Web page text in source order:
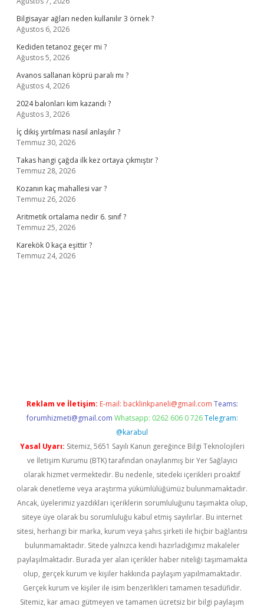
Bilgisayar ağları neden kullanılır 3 örnek ?
Ağustos 6, 2026
Kediden tetanoz geçer mi ?
Ağustos 5, 2026
Avanos sallanan köprü paralı mı ?
Ağustos 4, 2026
2024 balonları kim kazandı ?
Ağustos 3, 2026
İç dikiş yırtılması nasıl anlaşılır ?
Temmuz 30, 2026
Takas hangi çağda ilk kez ortaya çıkmıştır ?
Temmuz 28, 2026
Kozanın kaç mahallesi var ?
Temmuz 26, 2026
Aritmetik ortalama nedir 6. sınıf ?
Temmuz 25, 2026
Karekök 0 kaça eşittir ?
Temmuz 24, 2026
Reklam ve İletişim: E-mail: backlinkpaneli@gmail.com Teams:
forumhizmeti@gmail.com Whatsapp: 0262 606 0 726 Telegram:
@karabul
Yasal Uyarı: Sitemiz, 5651 Sayılı Kanun gereğince Bilgi Teknolojileri
ve İletişim Kurumu (BTK) tarafından onaylanmış bir Yer Sağlayıcı
olarak hizmet vermektedir. Bu nedenle, sitedeki içerikleri proaktif
olarak denetleme veya araştırma yükümlülüğümüz bulunmamaktadır.
Ancak, üyelerimiz yazdıkları içeriklerin sorumluluğunu taşımakta olup,
siteye üye olarak bu sorumluluğu kabul etmiş sayılırlar. Bu internet
sitesi, herhangi bir marka, kurum veya şahıs şirketi ile hiçbir bağlantısı
bulunmamaktadır. Sitede yalnızca kendi hazırladığımız makaleler
paylaşılmaktadır. Burada yer alan içerikler haber niteliği taşımamakta
olup, gerçek kurum ve kişiler hakkında paylaşım yapılmamaktadır.
Gerçek kurum ve kişiler ile isim benzerlikleri tamamen tesadüfidir.
Sitemiz, kar amacı gütmeyen ve tamamen ücretsiz bir bilgi paylaşım